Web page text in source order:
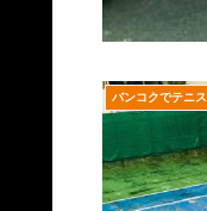
バンコクでテニス